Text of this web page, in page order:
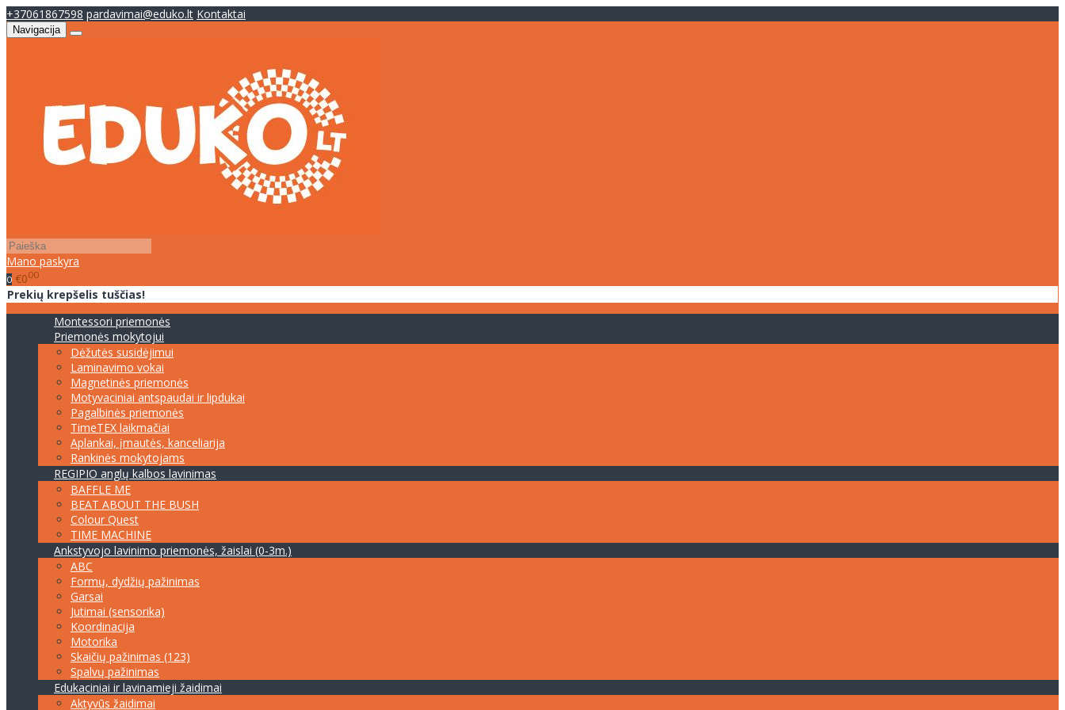
+37061867598 pardavimai@eduko.lt Kontaktai
Navigacija
Mano paskyra
0 €000
Prekių krepšelis tuščias!
Montessori priemonės
Priemonės mokytojui
Dėžutės susidėjimui
Laminavimo vokai
Magnetinės priemonės
Motyvaciniai antspaudai ir lipdukai
Pagalbinės priemonės
TimeTEX laikmačiai
Aplankai, įmautės, kanceliarija
Rankinės mokytojams
REGIPIO anglų kalbos lavinimas
BAFFLE ME
BEAT ABOUT THE BUSH
Colour Quest
TIME MACHINE
Ankstyvojo lavinimo priemonės, žaislai (0-3m.)
ABC
Formų, dydžių pažinimas
Garsai
Jutimai (sensorika)
Koordinacija
Motorika
Skaičių pažinimas (123)
Spalvų pažinimas
Edukaciniai ir lavinamieji žaidimai
Aktyvūs žaidimai